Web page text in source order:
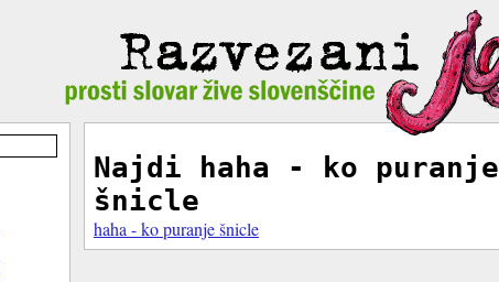
Najdi haha - ko puranje
šnicle
haha - ko puranje šnicle